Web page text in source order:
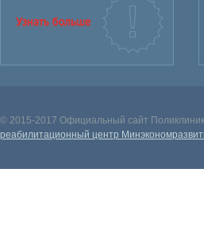
© 2015-2017 Официальный сайт
реабилитационный центр